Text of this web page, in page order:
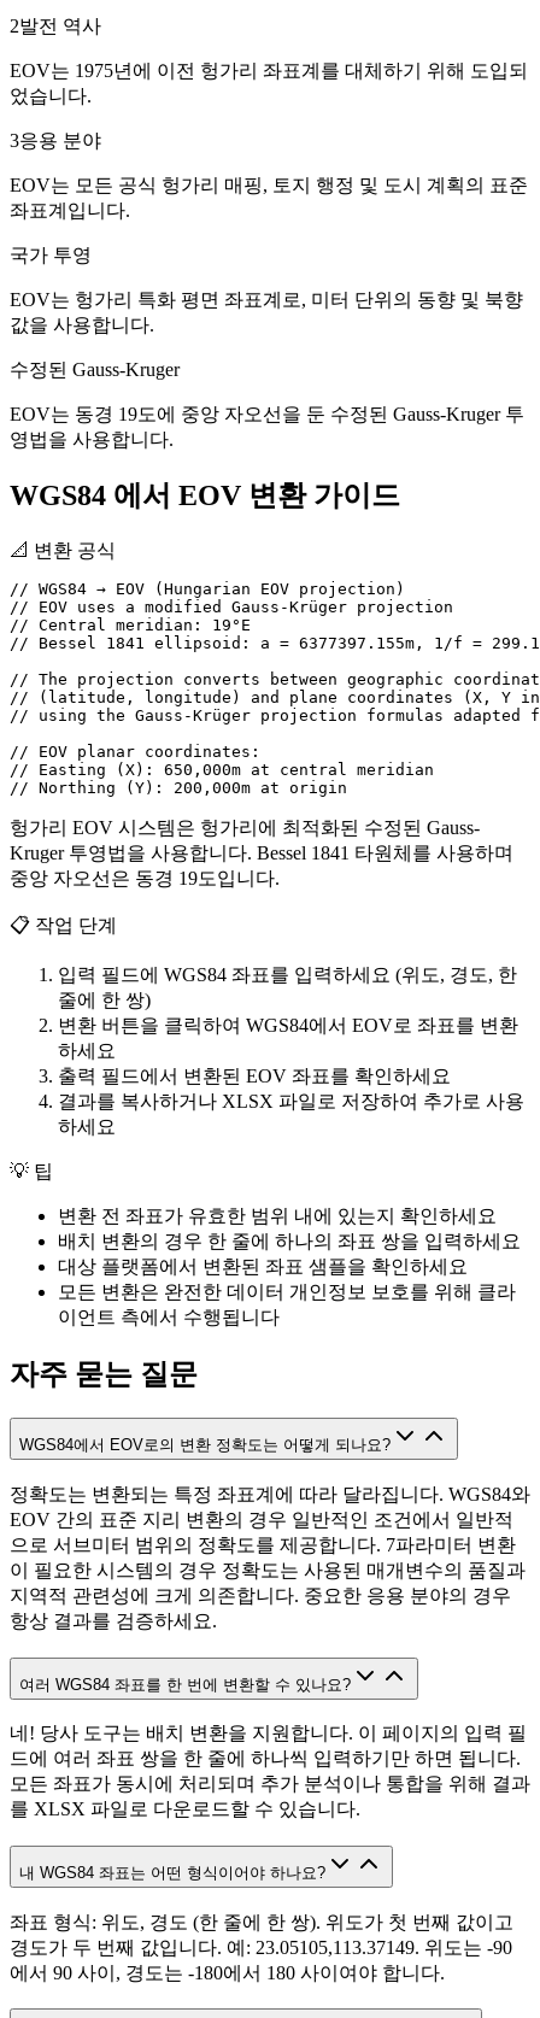
2발전 역사
EOV는 1975년에 이전 헝가리 좌표계를 대체하기 위해 도입되
었습니다.
3응용 분야
EOV는 모든 공식 헝가리 매핑, 토지 행정 및 도시 계획의 표준
좌표계입니다.
국가 투영
EOV는 헝가리 특화 평면 좌표계로, 미터 단위의 동향 및 북향
값을 사용합니다.
수정된 Gauss-Kruger
EOV는 동경 19도에 중앙 자오선을 둔 수정된 Gauss-Kruger 투
영법을 사용합니다.
WGS84 에서 EOV 변환 가이드
📐 변환 공식
// WGS84 → EOV (Hungarian EOV projection)
// EOV uses a modified Gauss-Krüger projection
// Central meridian: 19°E
// Bessel 1841 ellipsoid: a = 6377397.155m, 1/f =
// The projection converts between geographic
// (latitude, longitude) and plane coordinates (X, Y in
// using the Gauss-Krüger projection formulas adapted
// EOV planar coordinates:
// Easting (X): 650,000m at central meridian
// Northing (Y): 200,000m at origin
헝가리 EOV 시스템은 헝가리에 최적화된 수정된 Gauss-
Kruger 투영법을 사용합니다. Bessel 1841 타원체를 사용하며
중앙 자오선은 동경 19도입니다.
📋 작업 단계
입력 필드에 WGS84 좌표를 입력하세요 (위도, 경도, 한
줄에 한 쌍)
변환 버튼을 클릭하여 WGS84에서 EOV로 좌표를 변환
하세요
출력 필드에서 변환된 EOV 좌표를 확인하세요
결과를 복사하거나 XLSX 파일로 저장하여 추가로 사용
하세요
💡 팁
변환 전 좌표가 유효한 범위 내에 있는지 확인하세요
배치 변환의 경우 한 줄에 하나의 좌표 쌍을 입력하세요
대상 플랫폼에서 변환된 좌표 샘플을 확인하세요
모든 변환은 완전한 데이터 개인정보 보호를 위해 클라
이언트 측에서 수행됩니다
자주 묻는 질문
WGS84에서 EOV로의 변환 정확도는 어떻게 되나요?
정확도는 변환되는 특정 좌표계에 따라 달라집니다. WGS84와
EOV 간의 표준 지리 변환의 경우 일반적인 조건에서 일반적
으로 서브미터 범위의 정확도를 제공합니다. 7파라미터 변환
이 필요한 시스템의 경우 정확도는 사용된 매개변수의 품질과
지역적 관련성에 크게 의존합니다. 중요한 응용 분야의 경우
항상 결과를 검증하세요.
여러 WGS84 좌표를 한 번에 변환할 수 있나요?
네! 당사 도구는 배치 변환을 지원합니다. 이 페이지의 입력 필
드에 여러 좌표 쌍을 한 줄에 하나씩 입력하기만 하면 됩니다.
모든 좌표가 동시에 처리되며 추가 분석이나 통합을 위해 결과
를 XLSX 파일로 다운로드할 수 있습니다.
내 WGS84 좌표는 어떤 형식이어야 하나요?
좌표 형식: 위도, 경도 (한 줄에 한 쌍). 위도가 첫 번째 값이고
경도가 두 번째 값입니다. 예: 23.05105,113.37149. 위도는 -90
에서 90 사이, 경도는 -180에서 180 사이여야 합니다.